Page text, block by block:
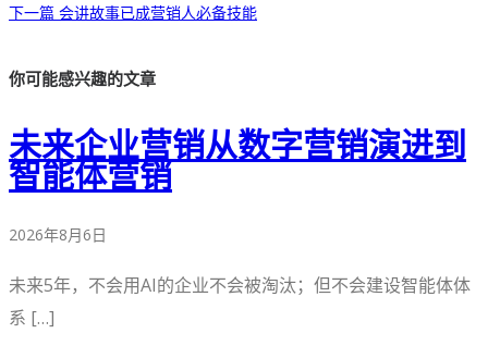
下一篇 会讲故事已成营销人必备技能
你可能感兴趣的文章
未来企业营销从数字营销演进到
智能体营销
2026年8月6日
未来5年，不会用AI的企业不会被淘汰；但不会建设智能体体
系 […]